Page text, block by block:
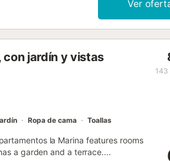
posible que deba pagar de acuerdo
Ver
jardín y vistas
143
Ropa de cama Toallas
la Marina features rooms
a garden and a terrace....